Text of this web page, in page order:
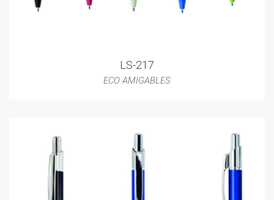
LS-217
ECO AMIGABLES